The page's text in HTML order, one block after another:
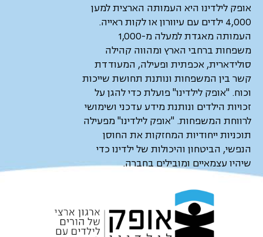
אופק לילדינו היא העמותה הארצית למען
4,000 ילדים עם עיוורון או לקות ראייה.
העמותה מאגדת למעלה מ-1,000
משפחות ברחבי הארץ ומהווה קהילה
סולידארית, אכפתית ופעילה, המעודדת
קשר בין המשפחות ונותנת תחושת שייכות
וכוח. "אופק לילדינו" פועלת כדי להגן על
זכויות הילדים ונותנת מידע עדכני ושימושי
לרווחת המשפחות. "אופק לילדינו" מפעילה
תוכניות ייחודיות המחזקות את החוסן
הנפשי, הביטחון והיכולות של ילדינו כדי
שיהיו עצמאיים ומובילים בחברה.